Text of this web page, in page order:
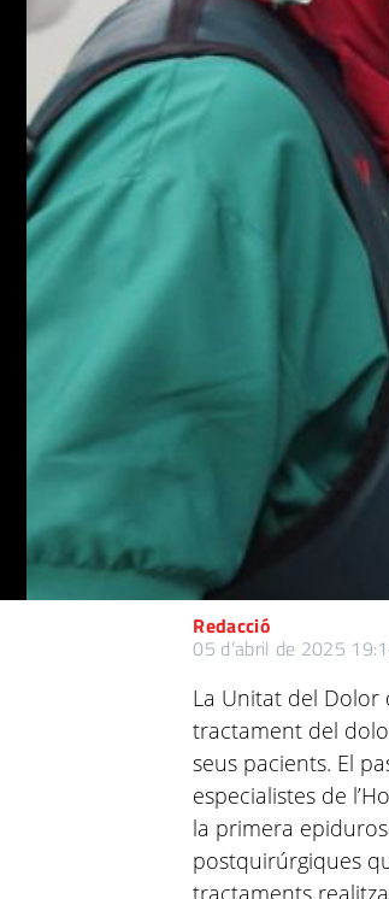
Redacció
05 d’abril de 2025
La Unitat del Dolor
tractament del
seus pacients. El
especialistes de
la primera
postquirúrgiques
tractaments